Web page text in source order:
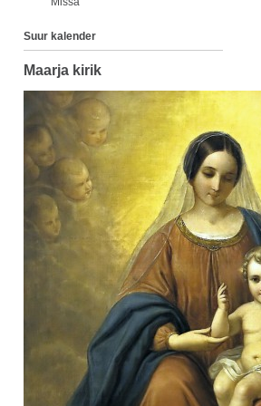
Suur kalender
Maarja kirik